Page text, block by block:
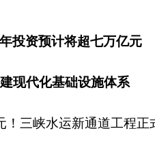
投资预计将超七万亿元
现代化基础设施体系
！三峡水运新通道工程正